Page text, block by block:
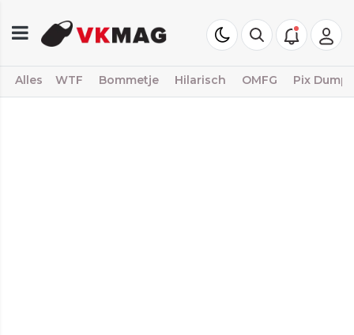
Alles WTF Bommetje Hilarisch OMFG Pix Dump